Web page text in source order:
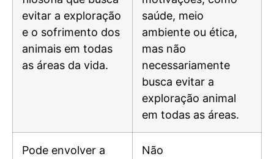
evitar a exploração
e o sofrimento dos
animais em todas
as áreas da vida.
saúde, meio
ambiente ou ética,
mas não
necessariamente
busca evitar a
exploração animal
em todas as áreas.
Pode envolver a
Não